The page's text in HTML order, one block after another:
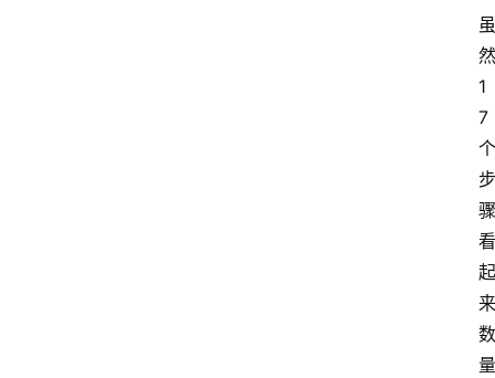
虽
然
1
7
个
步
骤
看
起
来
数
量